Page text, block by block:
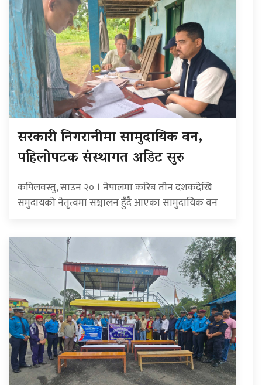
सरकारी निगरानीमा सामुदायिक वन,
पहिलोपटक संस्थागत अडिट सुरु
कपिलवस्तु, साउन २० । नेपालमा करिब तीन दशकदेखि
समुदायको नेतृत्वमा सञ्चालन हुँदै आएका सामुदायिक वन